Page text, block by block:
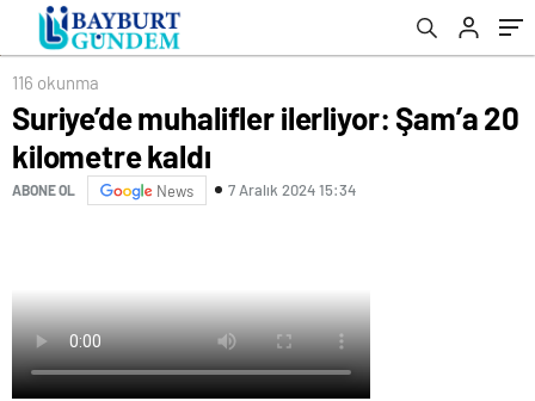
116 okunma
Suriye’de muhalifler ilerliyor: Şam’a 20
kilometre kaldı
ABONE OL News 7 Aralık 2024 15:34